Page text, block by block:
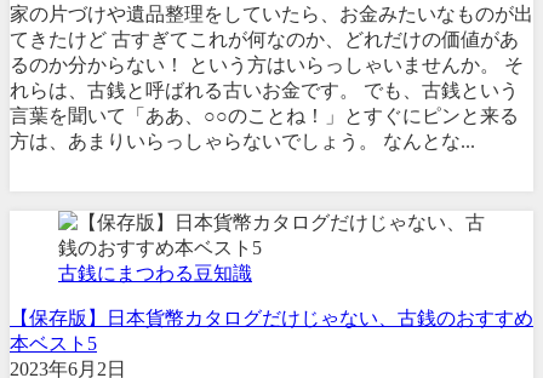
家の片づけや遺品整理をしていたら、お金みたいなものが出
てきたけど 古すぎてこれが何なのか、どれだけの価値があ
るのか分からない！ という方はいらっしゃいませんか。 そ
れらは、古銭と呼ばれる古いお金です。 でも、古銭という
言葉を聞いて「ああ、○○のことね！」とすぐにピンと来る
方は、あまりいらっしゃらないでしょう。 なんとな...
古銭にまつわる豆知識
【保存版】日本貨幣カタログだけじゃない、古銭のおすすめ
本ベスト5
2023年6月2日